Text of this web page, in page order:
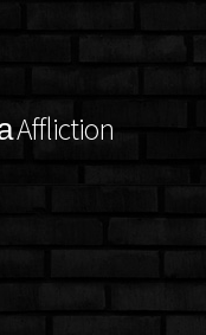
Affliction